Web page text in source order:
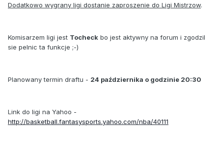
Dodatkowo wygrany ligi dostanie zaproszenie do Ligi Mistrzow.
Komisarzem ligi jest Tocheck bo jest aktywny na forum i zgodzil
sie pelnic ta funkcje ;-)
Planowany termin draftu - 24 października o godzinie 20:30
Link do ligi na Yahoo -
http://basketball.fantasysports.yahoo.com/nba/40111